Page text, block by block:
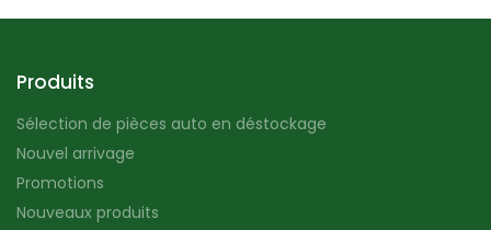
Produits
Sélection de pièces auto en déstockage
Nouvel arrivage
Promotions
Nouveaux produits